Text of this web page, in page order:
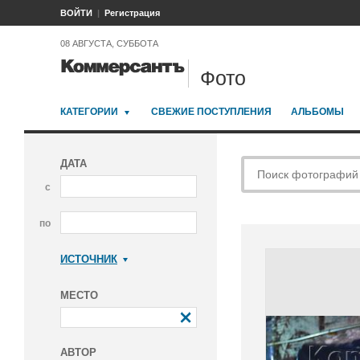
ВОЙТИ Регистрация
08 АВГУСТА, СУББОТА
Фото
КАТЕГОРИИ СВЕЖИЕ ПОСТУПЛЕНИЯ АЛЬБОМЫ
ДАТА
с
по
ИСТОЧНИК
МЕСТО
АВТОР